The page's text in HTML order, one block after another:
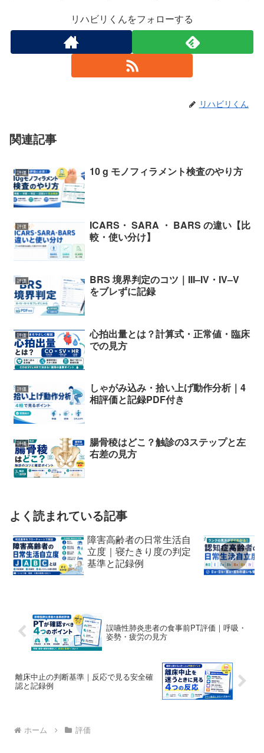
リハビリくんをフォローする
リハビリくん
関連記事
評価 10 g モノフィラメント検査のやり方
評価
ICARS・ SARA ・ BARS の違い【比
較・使い分け】
評価
BRS 境界判定のコツ｜III–IV・IV–V
をブレずに記録
評価
心拍出量とは？計算式・正常値・臨床
での見方
評価
しゃがみ込み・拾い上げ動作分析｜4
相評価と記録PDF付き
評価
腸骨稜はどこ？触診の3ステップと左
右差の見方
よく読まれている記事
障害高齢者の日常生活自
立度｜寝たきり度の判定
基準と記録例
誤嚥性肺炎患者の食事前PT評価｜呼吸・
姿勢・疲労の見方
離床中止の判断基準｜反応で見る安全確
認と記録例
ホーム 評価